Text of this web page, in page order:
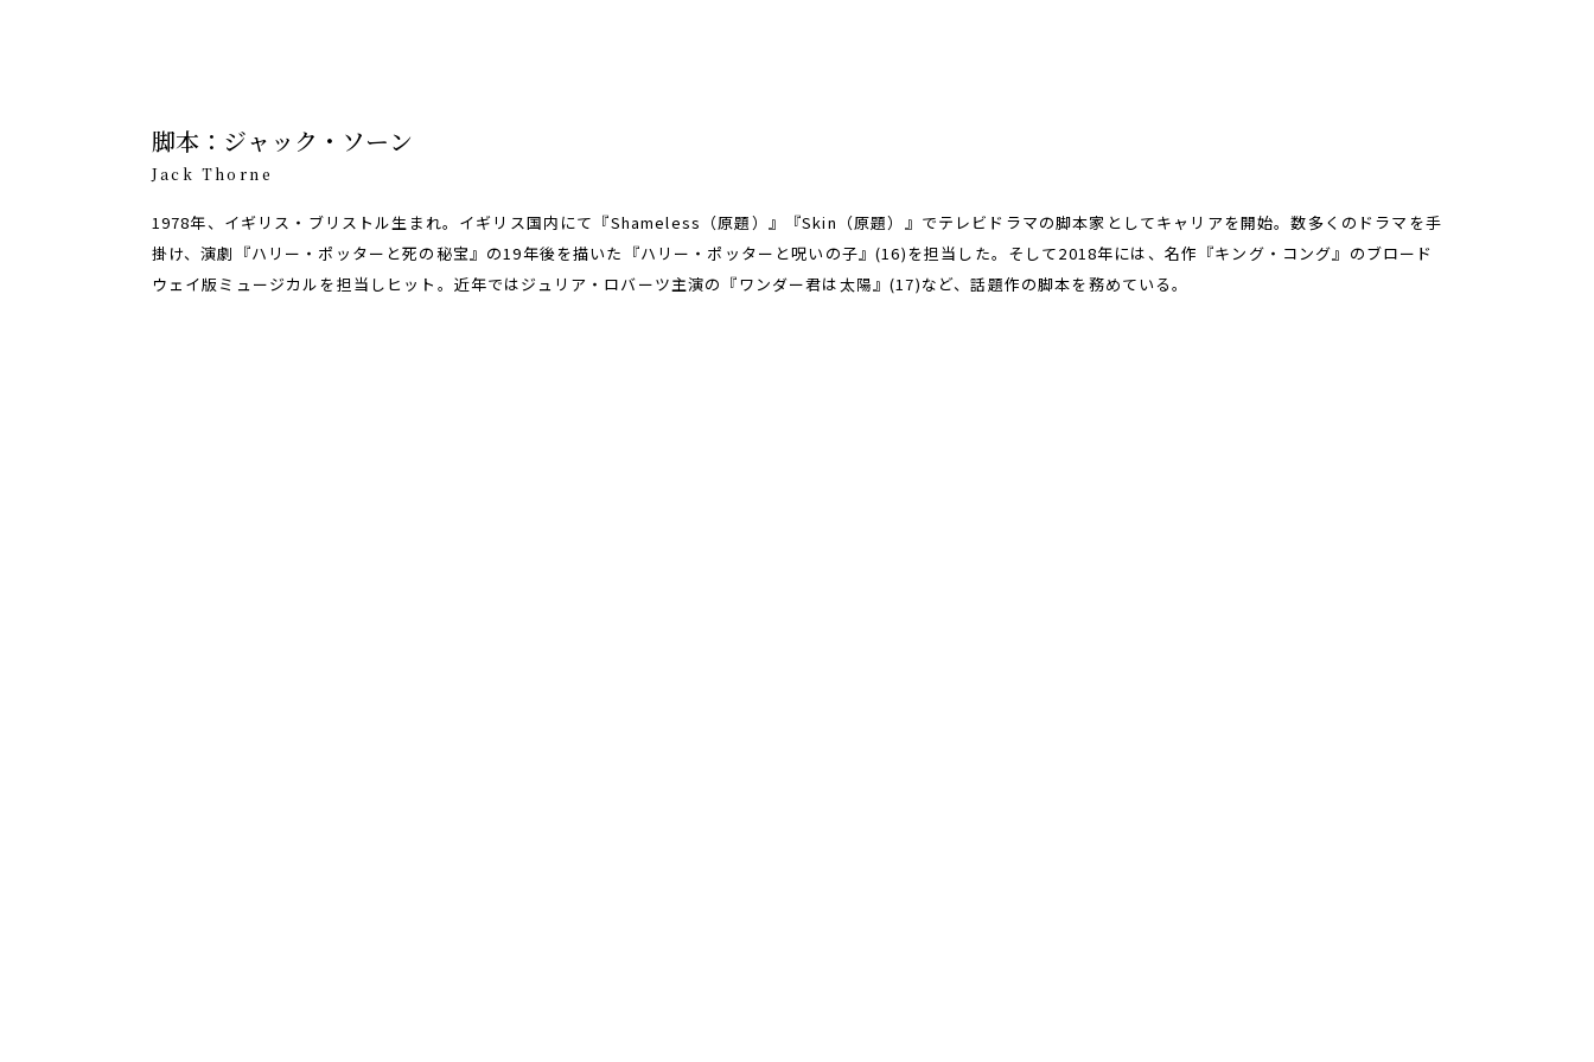
脚本：ジャック・ソーン
Jack Thorne
1978年、イギリス・ブリストル生まれ。イギリス国内にて『Shameless（原題）』『Skin（原題）』でテレビドラマの脚本家としてキャリアを開始。数多くのドラマを手
掛け、演劇『ハリー・ポッターと死の秘宝』の19年後を描いた『ハリー・ポッターと呪いの子』(16)を担当した。そして2018年には、名作『キング・コング』のブロード
ウェイ版ミュージカルを担当しヒット。近年ではジュリア・ロバーツ主演の『ワンダー君は太陽』(17)など、話題作の脚本を務めている。